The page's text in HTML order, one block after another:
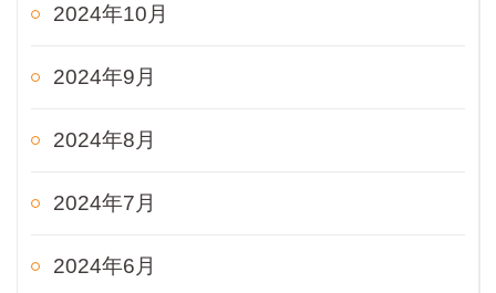
2024年10月
2024年9月
2024年8月
2024年7月
2024年6月